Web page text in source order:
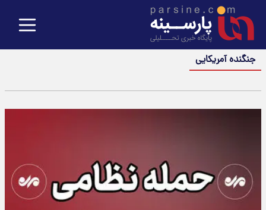
جنگنده آمریکایی